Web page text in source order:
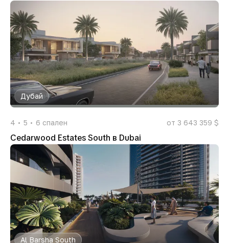
Дубай
4 5 6 спален от 3 643 359 $
Cedarwood Estates South в Dubai
Al Barsha South